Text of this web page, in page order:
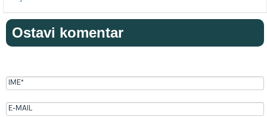
Ostavi komentar